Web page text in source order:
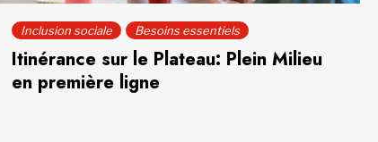
Inclusion sociale Besoins essentiels
Itinérance sur le Plateau: Plein Milieu
en première ligne